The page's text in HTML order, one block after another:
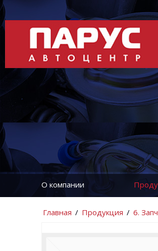
О компании
Главная / Продукция / 6.